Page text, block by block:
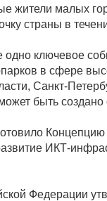
жители малых
страны в
ключевое
в сфере
Санкт-
быть
ИКТ-
Федерации